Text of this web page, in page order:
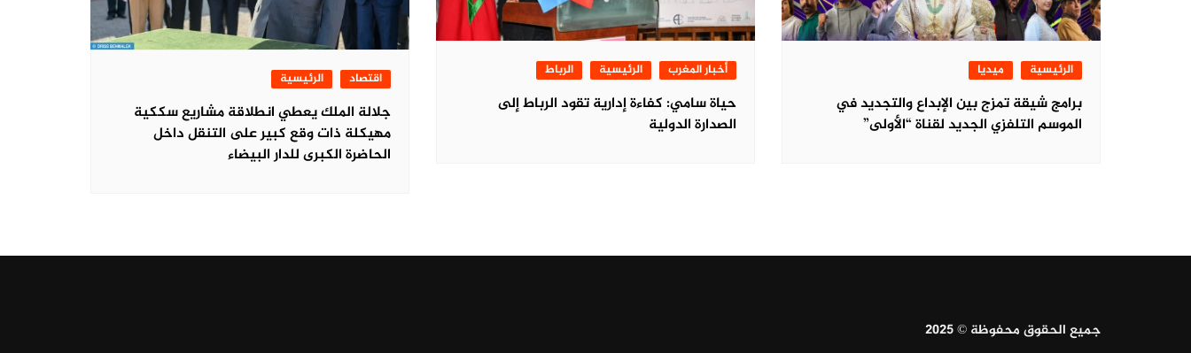
الرئيسية ميديا
برامج شيقة تمزج بين الإبداع والتجديد في
الموسم التلفزي الجديد لقناة “الأولى”
أخبار المغرب الرئيسية الرباط
حياة سامي: كفاءة إدارية تقود الرباط إلى
الصدارة الدولية
اقتصاد الرئيسية
جلالة الملك يعطي انطلاقة مشاريع سككية
مهيكلة ذات وقع كبير على التنقل داخل
الحاضرة الكبرى للدار البيضاء
جميع الحقوق محفوظة © 2025